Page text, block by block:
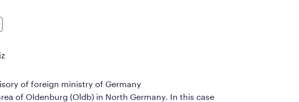
of foreign ministry of Germany
of Oldenburg (Oldb) in North Germany. In this case